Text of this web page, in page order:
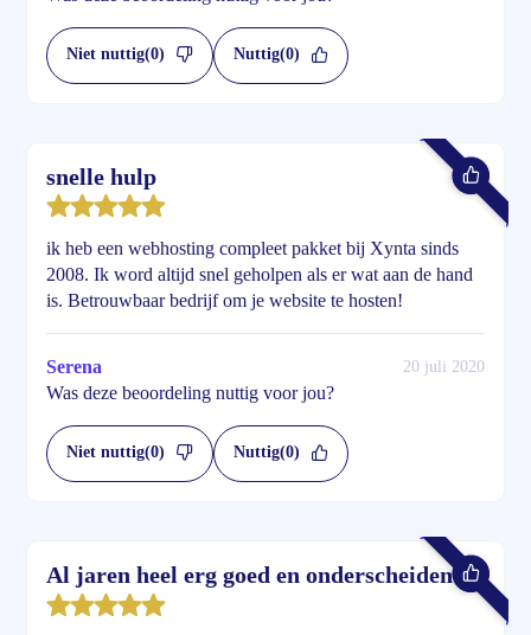
Niet nuttig(0) Nuttig(0)
snelle hulp
ik heb een webhosting compleet pakket bij Xynta sinds
2008. Ik word altijd snel geholpen als er wat aan de hand
is. Betrouwbaar bedrijf om je website te hosten!
Serena 20 juli 2020
Was deze beoordeling nuttig voor jou?
Niet nuttig(0) Nuttig(0)
Al jaren heel erg goed en onderscheidend